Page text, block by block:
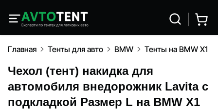
Главная Тенты для авто BMW Тенты на BMW X1
Чехол (тент) накидка для
автомобиля внедорожник Lavita с
подкладкой Размер L на BMW X1